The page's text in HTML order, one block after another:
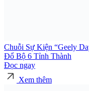
Chuỗi Sự Kiện “Geely
Đổ Bộ 6 Tỉnh Thành
Đọc ngay
Xem thêm